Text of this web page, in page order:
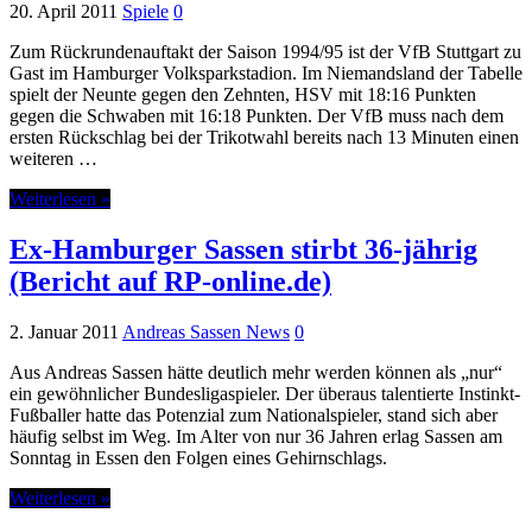
20. April 2011 Spiele 0
Zum Rückrundenauftakt der Saison 1994/95 ist der VfB Stuttgart zu
Gast im Hamburger Volksparkstadion. Im Niemandsland der Tabelle
spielt der Neunte gegen den Zehnten, HSV mit 18:16 Punkten
gegen die Schwaben mit 16:18 Punkten. Der VfB muss nach dem
ersten Rückschlag bei der Trikotwahl bereits nach 13 Minuten einen
weiteren …
Weiterlesen »
Ex-Hamburger Sassen stirbt 36-jährig
(Bericht auf RP-online.de)
2. Januar 2011 Andreas Sassen News 0
Aus Andreas Sassen hätte deutlich mehr werden können als „nur“
ein gewöhnlicher Bundesligaspieler. Der überaus talentierte Instinkt-
Fußballer hatte das Potenzial zum Nationalspieler, stand sich aber
häufig selbst im Weg. Im Alter von nur 36 Jahren erlag Sassen am
Sonntag in Essen den Folgen eines Gehirnschlags.
Weiterlesen »